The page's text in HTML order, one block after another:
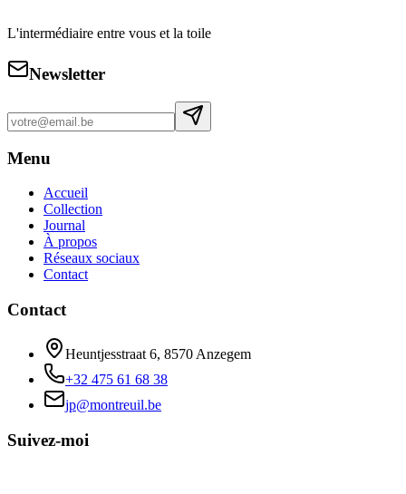
L'intermédiaire entre vous et la toile
Newsletter
Menu
Accueil
Collection
Journal
À propos
Réseaux sociaux
Contact
Contact
Heuntjesstraat 6, 8570 Anzegem
+32 475 61 68 38
jp@montreuil.be
Suivez-moi